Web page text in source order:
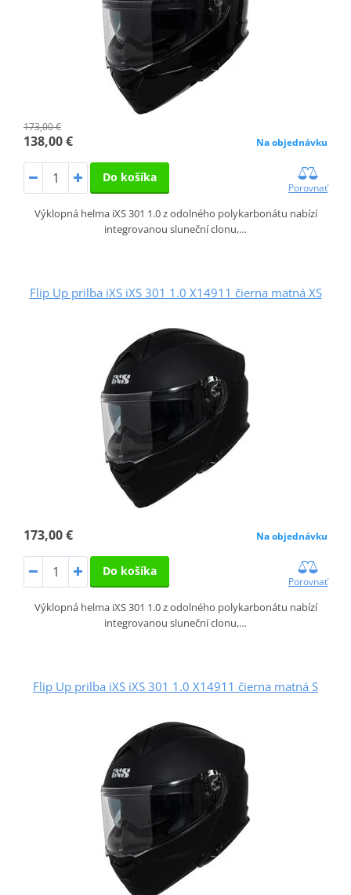
173,00 €
138,00 € Na objednávku
Do košíka
Porovnať
Výklopná helma iXS 301 1.0 z odolného polykarbonátu nabízí
integrovanou sluneční clonu,…
Flip Up prilba iXS iXS 301 1.0 X14911 čierna matná XS
173,00 € Na objednávku
Do košíka
Porovnať
Výklopná helma iXS 301 1.0 z odolného polykarbonátu nabízí
integrovanou sluneční clonu,…
Flip Up prilba iXS iXS 301 1.0 X14911 čierna matná S